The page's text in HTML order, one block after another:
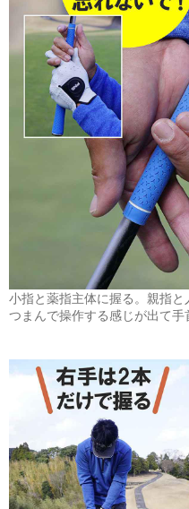
小指と薬指主体に握る。親指
つまんで操作する感じが出て